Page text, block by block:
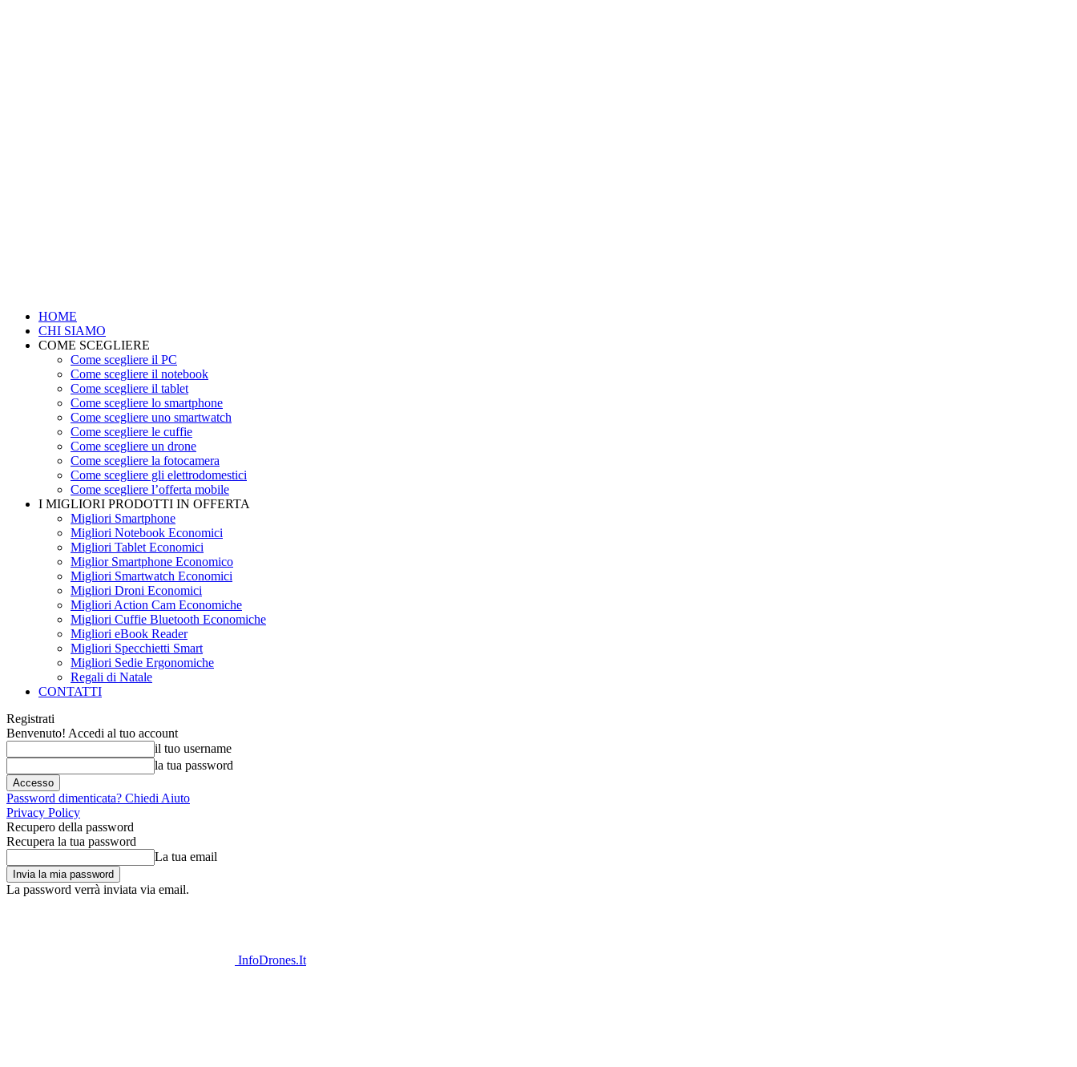
HOME
CHI SIAMO
COME SCEGLIERE
Come scegliere il PC
Come scegliere il notebook
Come scegliere il tablet
Come scegliere lo smartphone
Come scegliere uno smartwatch
Come scegliere le cuffie
Come scegliere un drone
Come scegliere la fotocamera
Come scegliere gli elettrodomestici
Come scegliere l’offerta mobile
I MIGLIORI PRODOTTI IN OFFERTA
Migliori Smartphone
Migliori Notebook Economici
Migliori Tablet Economici
Miglior Smartphone Economico
Migliori Smartwatch Economici
Migliori Droni Economici
Migliori Action Cam Economiche
Migliori Cuffie Bluetooth Economiche
Migliori eBook Reader
Migliori Specchietti Smart
Migliori Sedie Ergonomiche
Regali di Natale
CONTATTI
Registrati
Benvenuto! Accedi al tuo account
il tuo username
la tua password
Password dimenticata? Chiedi Aiuto
Privacy Policy
Recupero della password
Recupera la tua password
La tua email
La password verrà inviata via email.
InfoDrones.It